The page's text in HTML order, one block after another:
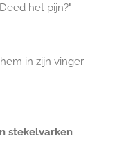
het pijn?"
in zijn vinger
stekelvarken